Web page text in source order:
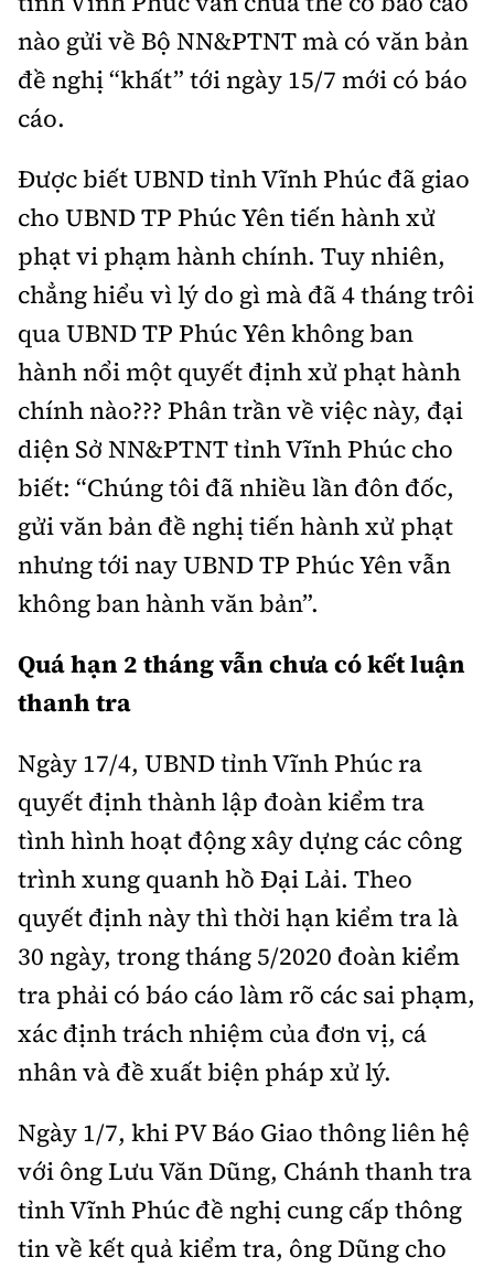
nào gửi về Bộ NN&PTNT mà có văn bản
đề nghị “khất” tới ngày 15/7 mới có báo
cáo.
Được biết UBND tỉnh Vĩnh Phúc đã giao
cho UBND TP Phúc Yên tiến hành xử
phạt vi phạm hành chính. Tuy nhiên,
chẳng hiểu vì lý do gì mà đã 4 tháng trôi
qua UBND TP Phúc Yên không ban
hành nổi một quyết định xử phạt hành
chính nào??? Phân trần về việc này, đại
diện Sở NN&PTNT tỉnh Vĩnh Phúc cho
biết: “Chúng tôi đã nhiều lần đôn đốc,
gửi văn bản đề nghị tiến hành xử phạt
nhưng tới nay UBND TP Phúc Yên vẫn
không ban hành văn bản”.
Quá hạn 2 tháng vẫn chưa có kết luận
thanh tra
Ngày 17/4, UBND tỉnh Vĩnh Phúc ra
quyết định thành lập đoàn kiểm tra
tình hình hoạt động xây dựng các công
trình xung quanh hồ Đại Lải. Theo
quyết định này thì thời hạn kiểm tra là
30 ngày, trong tháng 5/2020 đoàn kiểm
tra phải có báo cáo làm rõ các sai phạm,
xác định trách nhiệm của đơn vị, cá
nhân và đề xuất biện pháp xử lý.
Ngày 1/7, khi PV Báo Giao thông liên hệ
với ông Lưu Văn Dũng, Chánh thanh tra
tỉnh Vĩnh Phúc đề nghị cung cấp thông
tin về kết quả kiểm tra, ông Dũng cho